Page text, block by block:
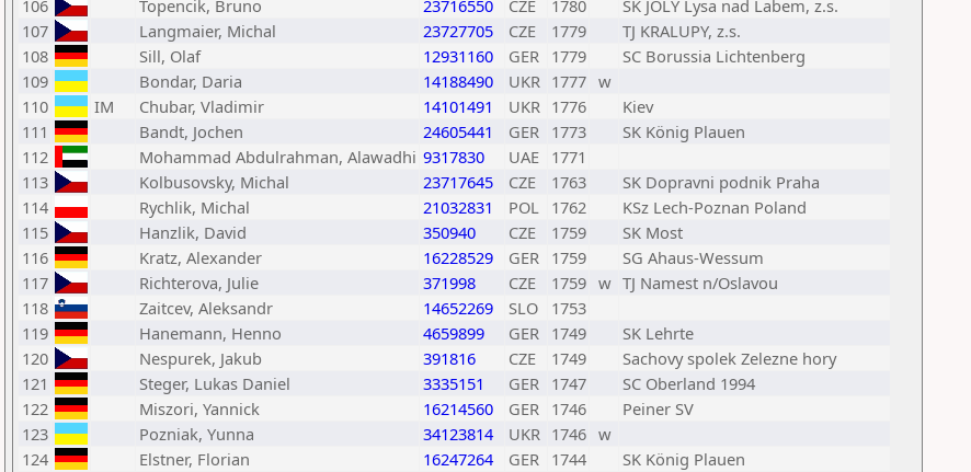
106
Topencik, Bruno 23716550 CZE 1780
SK JOLY Lysa nad Labem, z.s.
107
Langmaier, Michal 23727705 CZE 1779
TJ KRALUPY, z.s.
108
Sill, Olaf 12931160 GER 1779
SC Borussia Lichtenberg
109
Bondar, Daria 14188490 UKR 1777 w
110
IM Chubar, Vladimir 14101491 UKR 1776
Kiev
111
Bandt, Jochen 24605441 GER 1773
SK König Plauen
112
Mohammad Abdulrahman, Alawadhi 9317830 UAE 1771
113
Kolbusovsky, Michal 23717645 CZE 1763
SK Dopravni podnik Praha
114
Rychlik, Michal 21032831 POL 1762
KSz Lech-Poznan Poland
115
Hanzlik, David 350940 CZE 1759
SK Most
116
Kratz, Alexander 16228529 GER 1759
SG Ahaus-Wessum
117
Richterova, Julie 371998 CZE 1759 w TJ Namest n/Oslavou
118
Zaitcev, Aleksandr 14652269 SLO
1753
119
Hanemann, Henno 4659899 GER 1749
SK Lehrte
120
Nespurek, Jakub 391816 CZE 1749
Sachovy spolek Zelezne hory
121
Steger, Lukas Daniel 3335151 GER 1747
SC Oberland 1994
122
Miszori, Yannick 16214560 GER 1746
Peiner SV
123
Pozniak, Yunna 34123814 UKR 1746 w
124
Elstner, Florian 16247264 GER 1744
SK König Plauen